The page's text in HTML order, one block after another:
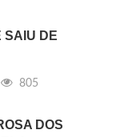
SAIU DE
805
DOS